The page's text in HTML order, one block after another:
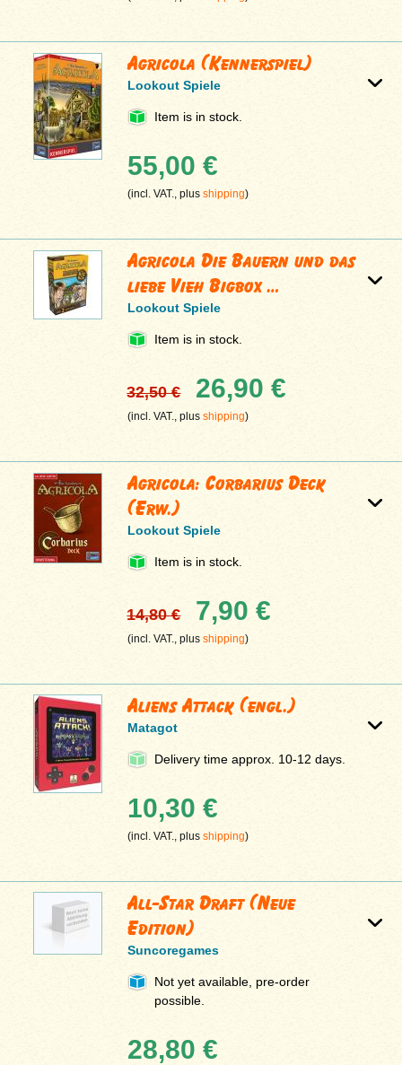
Agricola (Kennerspiel)
Lookout Spiele
Item is in stock.
55,00 €
(incl. VAT., plusshipping)
Agricola Die Bauern und das
liebe Vieh Bigbox …
Lookout Spiele
Item is in stock.
32,50 € 26,90 €
(incl. VAT., plusshipping)
Agricola: Corbarius Deck
(Erw.)
Lookout Spiele
Item is in stock.
14,80 € 7,90 €
(incl. VAT., plusshipping)
Aliens Attack (engl.)
Matagot
Delivery time approx. 10-12 days.
10,30 €
(incl. VAT., plusshipping)
All-Star Draft (Neue
Edition)
Suncoregames
Not yet available, pre-order
possible.
28,80 €